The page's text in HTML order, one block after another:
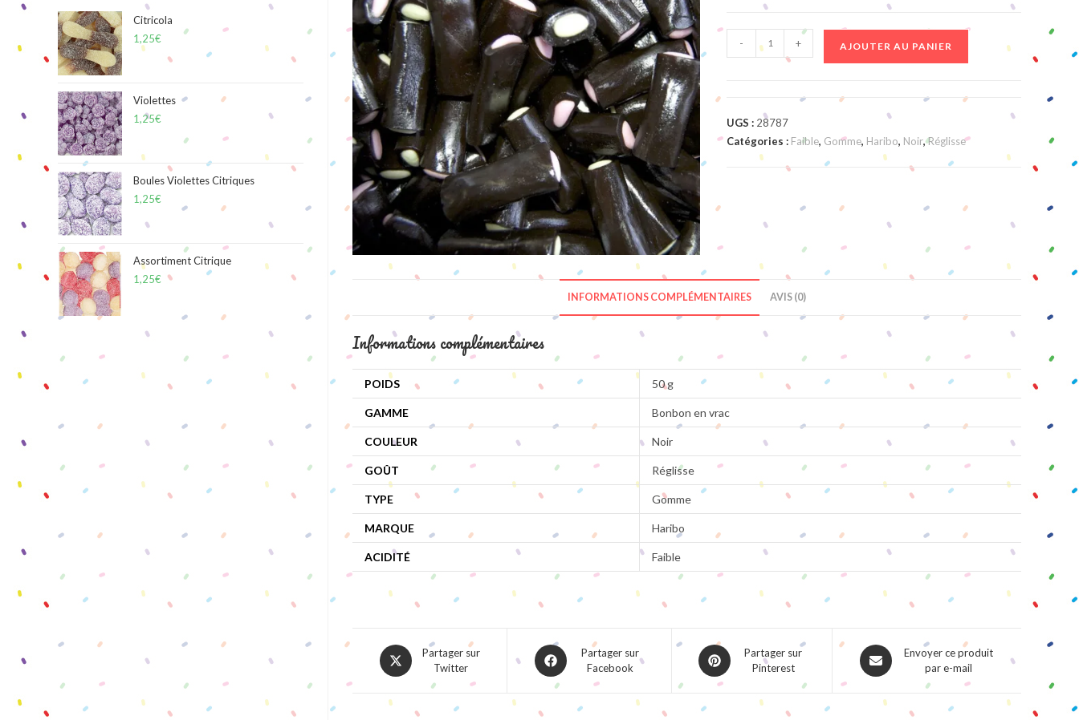
quantité
de
- + AJOUTER AU PANIER
UGS : 28787
Catégories : Faible, Gomme, Haribo, Noir,Réglisse
INFORMATIONS COMPLÉMENTAIRES AVIS (0)
Informations complémentaires
POIDS 50 g
GAMME Bonbon en vrac
COULEUR Noir
GOÛT Réglisse
TYPE Gomme
MARQUE Haribo
ACIDITÉ Faible
Opens
in
new
Partager sur
Twitter
Opens
in
Partager sur
Facebook
Opens
in
Partager sur
Pinterest
Opens
in
Envoyer ce produit
par e-mail
Citricola
1,25€
Violettes
1,25€
Boules Violettes Citriques
1,25€
Assortiment Citrique
1,25€